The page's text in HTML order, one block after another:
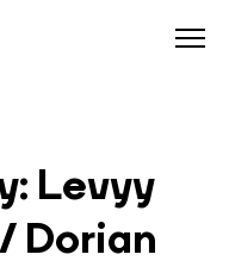
Levyy
Dorian